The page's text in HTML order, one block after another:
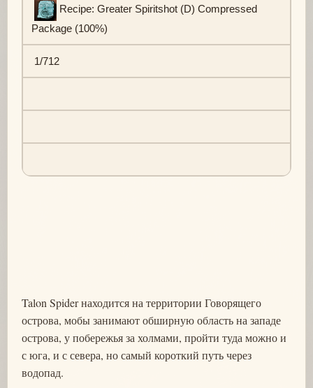
Recipe: Greater Spiritshot (D) Compressed
Package (100%)
1/712
Talon Spider находится на территории Говорящего
острова, мобы занимают обширную область на западе
острова, у побережья за холмами, пройти туда можно и
с юга, и с севера, но самый короткий путь через
водопад.